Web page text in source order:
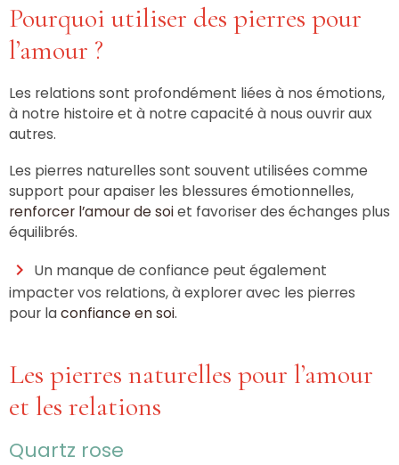
Pourquoi utiliser des pierres pour
l’amour ?
Les relations sont profondément liées à nos émotions,
à notre histoire et à notre capacité à nous ouvrir aux
autres.
Les pierres naturelles sont souvent utilisées comme
support pour apaiser les blessures émotionnelles,
renforcer l’amour de soiet favoriser des échanges plus
équilibrés.
Un manque de confiance peut également
impacter vos relations, à explorer avec les pierres
pour laconfiance en soi.
Les pierres naturelles pour l’amour
et les relations
Quartz rose